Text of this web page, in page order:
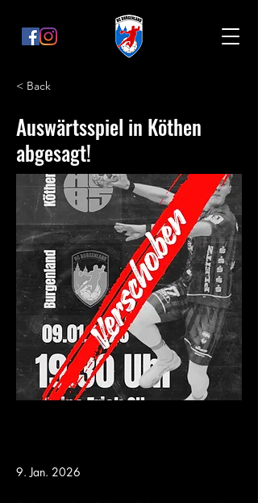
< Back
Auswärtsspiel in Köthen
abgesagt!
9. Jan. 2026